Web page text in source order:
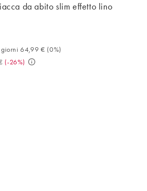
da abito slim effetto lino
ultimi 30 giorni 64,99 € (0%).
64,99 € (0%)
(-26%)